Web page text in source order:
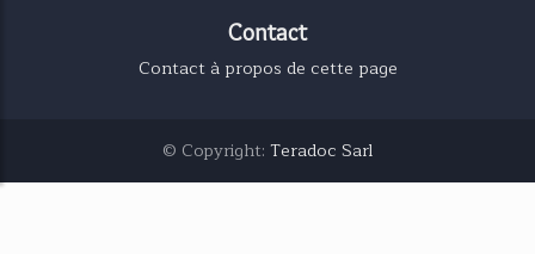
Contact
Contact à propos de cette page
© Copyright: Teradoc Sarl